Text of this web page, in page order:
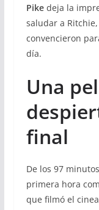
Pikedeja la
saludar a
convencieron
día.
Una
final
De los 97
primera hora
que filmó el